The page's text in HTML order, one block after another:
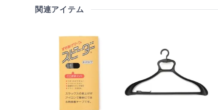
関連アイテム